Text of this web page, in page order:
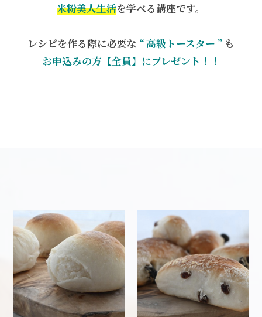
米粉美人生活を学べる講座です。
レシピを作る際に必要な “ 高級トースター ” も
お申込みの方【全員】にプレゼント！！